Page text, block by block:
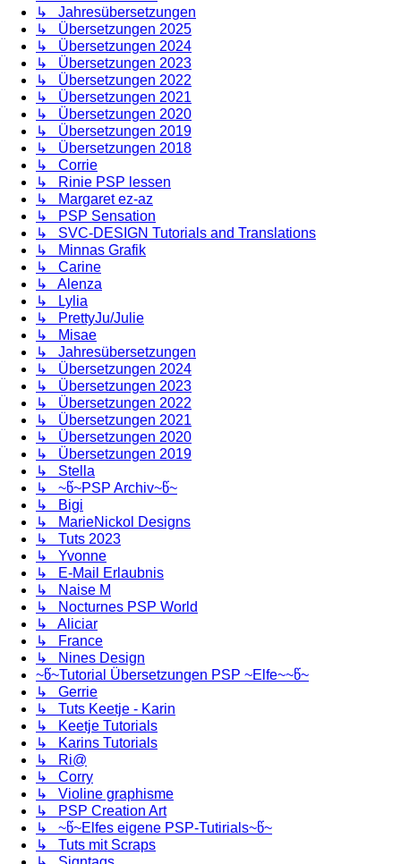
↳ Jahresübersetzungen
↳ Übersetzungen 2025
↳ Übersetzungen 2024
↳ Übersetzungen 2023
↳ Übersetzungen 2022
↳ Übersetzungen 2021
↳ Übersetzungen 2020
↳ Übersetzungen 2019
↳ Übersetzungen 2018
↳ Corrie
↳ Rinie PSP lessen
↳ Margaret ez-az
↳ PSP Sensation
↳ SVC-DESIGN Tutorials and Translations
↳ Minnas Grafik
↳ Carine
↳ Alenza
↳ Lylia
↳ PrettyJu/Julie
↳ Misae
↳ Jahresübersetzungen
↳ Übersetzungen 2024
↳ Übersetzungen 2023
↳ Übersetzungen 2022
↳ Übersetzungen 2021
↳ Übersetzungen 2020
↳ Übersetzungen 2019
↳ Stella
↳ ~წ~PSP Archiv~წ~
↳ Bigi
↳ MarieNickol Designs
↳ Tuts 2023
↳ Yvonne
↳ E-Mail Erlaubnis
↳ Naise M
↳ Nocturnes PSP World
↳ Aliciar
↳ France
↳ Nines Design
~წ~Tutorial Übersetzungen PSP ~Elfe~~წ~
↳ Gerrie
↳ Tuts Keetje - Karin
↳ Keetje Tutorials
↳ Karins Tutorials
↳ Ri@
↳ Corry
↳ Violine graphisme
↳ PSP Creation Art
↳ ~წ~Elfes eigene PSP-Tutirials~წ~
↳ Tuts mit Scraps